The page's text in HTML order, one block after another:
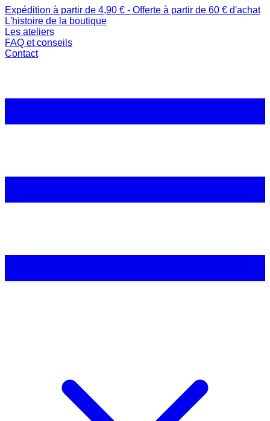
Expédition à partir de 4,90 € - Offerte à partir de 60 € d'achat
L'histoire de la boutique
Les ateliers
FAQ et conseils
Contact